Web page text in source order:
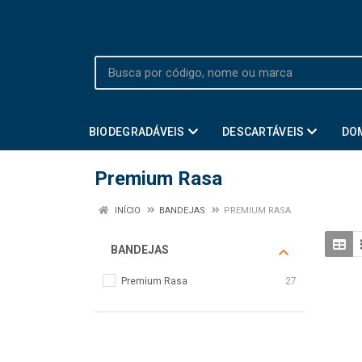
BIODEGRADÁVEIS DESCARTÁVEIS
Premium Rasa
INÍCIO BANDEJAS PREMIUM RASA
BANDEJAS
Premium Rasa 27